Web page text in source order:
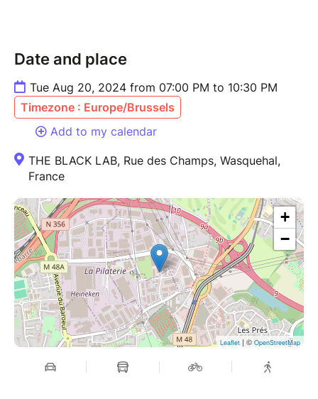
Date and place
Tue Aug 20, 2024 from 07:00 PM to 10:30 PM
Timezone : Europe/Brussels
Add to my calendar
THE BLACK LAB, Rue des Champs, Wasquehal,
France
+
−
Leaflet | ©OpenStreetMap